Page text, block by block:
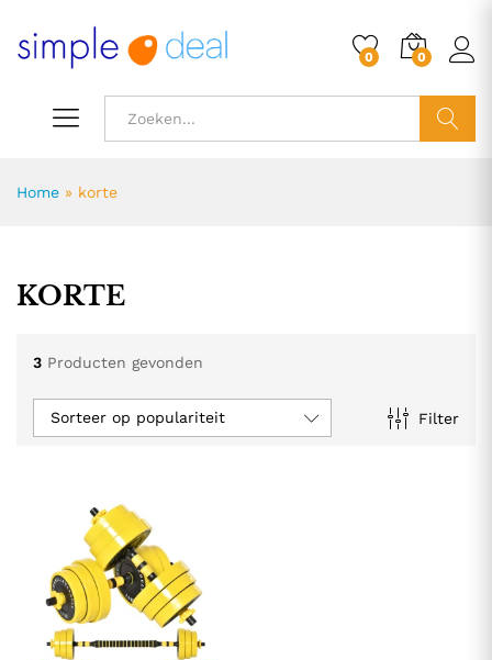
0 0
Home » korte
KORTE
3 Producten gevonden
Filter
Sorteer op populariteit